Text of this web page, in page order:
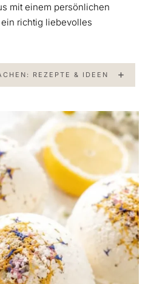
mit einem persönlichen
richtig liebevolles
REZEPTE & IDEEN